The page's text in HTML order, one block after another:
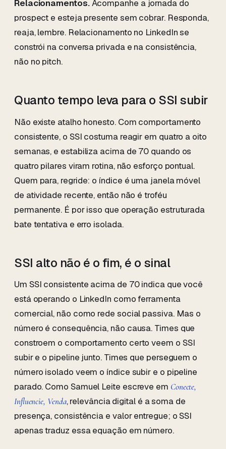
Relacionamentos.Acompanhe a jornada do
prospect e esteja presente sem cobrar. Responda,
reaja, lembre. Relacionamento no LinkedIn se
constrói na conversa privada e na consistência,
não no pitch.
Quanto tempo leva para o SSI subir
Não existe atalho honesto. Com comportamento
consistente, o SSI costuma reagir em quatro a oito
semanas, e estabiliza acima de 70 quando os
quatro pilares viram rotina, não esforço pontual.
Quem para, regride: o índice é uma janela móvel
de atividade recente, então não é troféu
permanente. É por isso que operação estruturada
bate tentativa e erro isolada.
SSI alto não é o fim, é o sinal
Um SSI consistente acima de 70 indica que você
está operando o LinkedIn como ferramenta
comercial, não como rede social passiva. Mas o
número é consequência, não causa. Times que
constroem o comportamento certo veem o SSI
subir e o pipeline junto. Times que perseguem o
número isolado veem o índice subir e o pipeline
parado. Como Samuel Leite escreve em Conecte,
Influencie, Venda, relevância digital é a soma de
presença, consistência e valor entregue; o SSI
apenas traduz essa equação em número.